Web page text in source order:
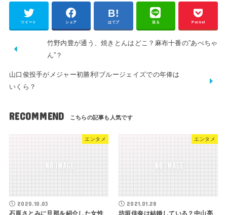
ツイート シェア はてブ 送る Pocket
竹野内豊が通う、焼きとんはどこ？麻布十番の”あべちゃ
ん”？
山口俊投手がメジャー初勝利!ブルージェイズでの年俸は
いくら？
RECOMMEND
エンタメ
2020.10.03
石原さとみに旦那を紹介した女性
エンタメ
2021.01.28
坊垣佳奈は結婚している？中山亮